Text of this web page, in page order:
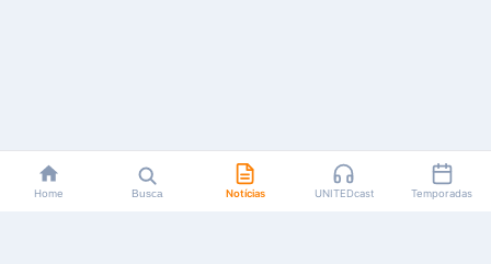
Home Busca Notícias UNITEDcast Temporadas